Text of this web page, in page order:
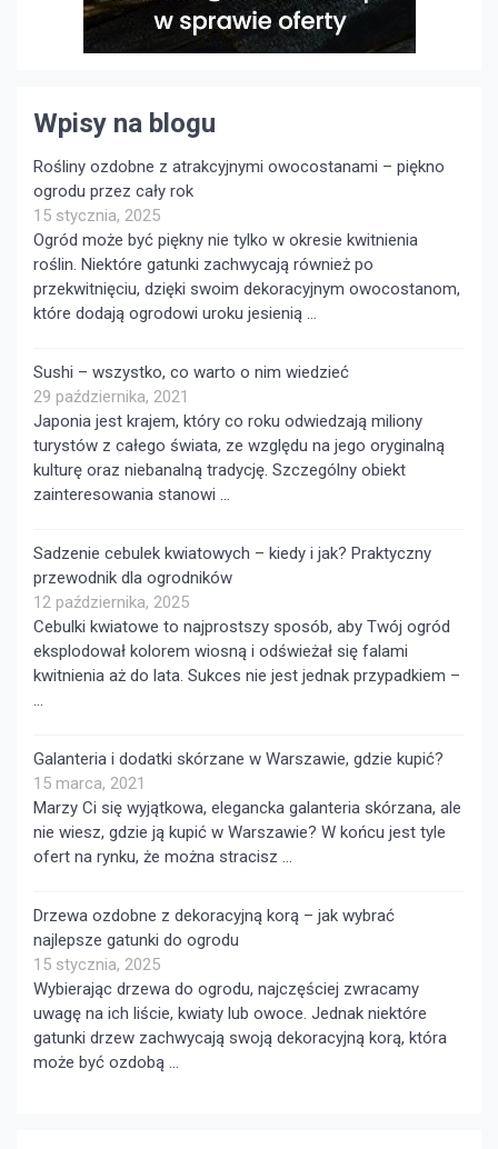
Wpisy na blogu
Rośliny ozdobne z atrakcyjnymi owocostanami – piękno
ogrodu przez cały rok
15 stycznia, 2025
Ogród może być piękny nie tylko w okresie kwitnienia
roślin. Niektóre gatunki zachwycają również po
przekwitnięciu, dzięki swoim dekoracyjnym owocostanom,
które dodają ogrodowi uroku jesienią …
Sushi – wszystko, co warto o nim wiedzieć
29 października, 2021
Japonia jest krajem, który co roku odwiedzają miliony
turystów z całego świata, ze względu na jego oryginalną
kulturę oraz niebanalną tradycję. Szczególny obiekt
zainteresowania stanowi …
Sadzenie cebulek kwiatowych – kiedy i jak? Praktyczny
przewodnik dla ogrodników
12 października, 2025
Cebulki kwiatowe to najprostszy sposób, aby Twój ogród
eksplodował kolorem wiosną i odświeżał się falami
kwitnienia aż do lata. Sukces nie jest jednak przypadkiem –
…
Galanteria i dodatki skórzane w Warszawie, gdzie kupić?
15 marca, 2021
Marzy Ci się wyjątkowa, elegancka galanteria skórzana, ale
nie wiesz, gdzie ją kupić w Warszawie? W końcu jest tyle
ofert na rynku, że można stracisz …
Drzewa ozdobne z dekoracyjną korą – jak wybrać
najlepsze gatunki do ogrodu
15 stycznia, 2025
Wybierając drzewa do ogrodu, najczęściej zwracamy
uwagę na ich liście, kwiaty lub owoce. Jednak niektóre
gatunki drzew zachwycają swoją dekoracyjną korą, która
może być ozdobą …